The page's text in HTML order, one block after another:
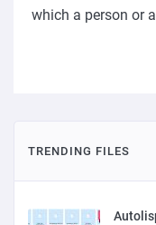
which a person or
TRENDING FILES